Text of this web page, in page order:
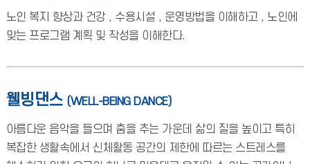
노인 복지 향상과 건강 , 수용시설 , 운영방법을 이해하고 , 노인에
맞는 프로그램 계획 및 작성을 이해한다.
웰빙댄스 (WELL-BEING DANCE)
아름다운 음악을 들으며 춤을 추는 가운데 삶의 질을 높이고 특히
복잡한 생활속에서 신체활동 공간의 제한에 따르는 스트레스를